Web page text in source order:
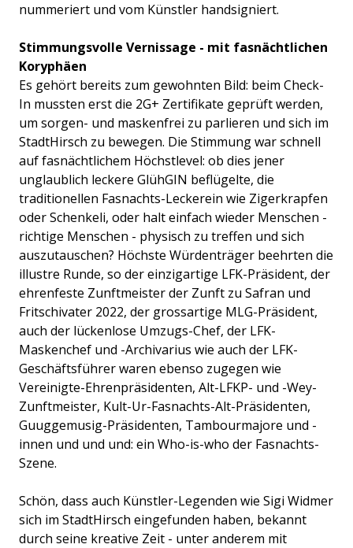
nummeriert und vom Künstler handsigniert.
Stimmungsvolle Vernissage - mit fasnächtlichen
Koryphäen
Es gehört bereits zum gewohnten Bild: beim Check-
In mussten erst die 2G+ Zertifikate geprüft werden,
um sorgen- und maskenfrei zu parlieren und sich im
StadtHirsch zu bewegen. Die Stimmung war schnell
auf fasnächtlichem Höchstlevel: ob dies jener
unglaublich leckere GlühGIN beflügelte, die
traditionellen Fasnachts-Leckerein wie Zigerkrapfen
oder Schenkeli, oder halt einfach wieder Menschen -
richtige Menschen - physisch zu treffen und sich
auszutauschen? Höchste Würdenträger beehrten die
illustre Runde, so der einzigartige LFK-Präsident, der
ehrenfeste Zunftmeister der Zunft zu Safran und
Fritschivater 2022, der grossartige MLG-Präsident,
auch der lückenlose Umzugs-Chef, der LFK-
Maskenchef und -Archivarius wie auch der LFK-
Geschäftsführer waren ebenso zugegen wie
Vereinigte-Ehrenpräsidenten, Alt-LFKP- und -Wey-
Zunftmeister, Kult-Ur-Fasnachts-Alt-Präsidenten,
Guuggemusig-Präsidenten, Tambourmajore und -
innen und und und: ein Who-is-who der Fasnachts-
Szene.
Schön, dass auch Künstler-Legenden wie Sigi Widmer
sich im StadtHirsch eingefunden haben, bekannt
durch seine kreative Zeit - unter anderem mit